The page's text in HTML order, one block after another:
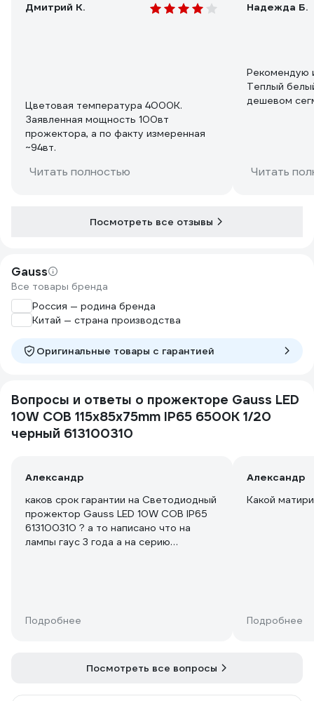
Дмитрий К.
Цветовая температура 4000К.
Заявленная мощность 100вт
прожектора, а по факту измеренная
~94вт.
Читать полностью
Надежда Б.
Рекомендую
Теплый
дешевом
Читать
Посмотреть все отзывы
Gauss
Все товары бренда
Россия — родина бренда
Китай — страна производства
Оригинальные товары c гарантией
Вопросы и ответы о прожекторе Gauss LED
10W COB 115x85x75mm IP65 6500К 1/20
черный 613100310
Александр
каков срок гарантии на Светодиодный
прожектор Gauss LED 10W COB IP65
613100310 ? а то написано что на
лампы гаус 3 года а на серию
Подробнее
Александр
Какой
Подробнее
Посмотреть все вопросы